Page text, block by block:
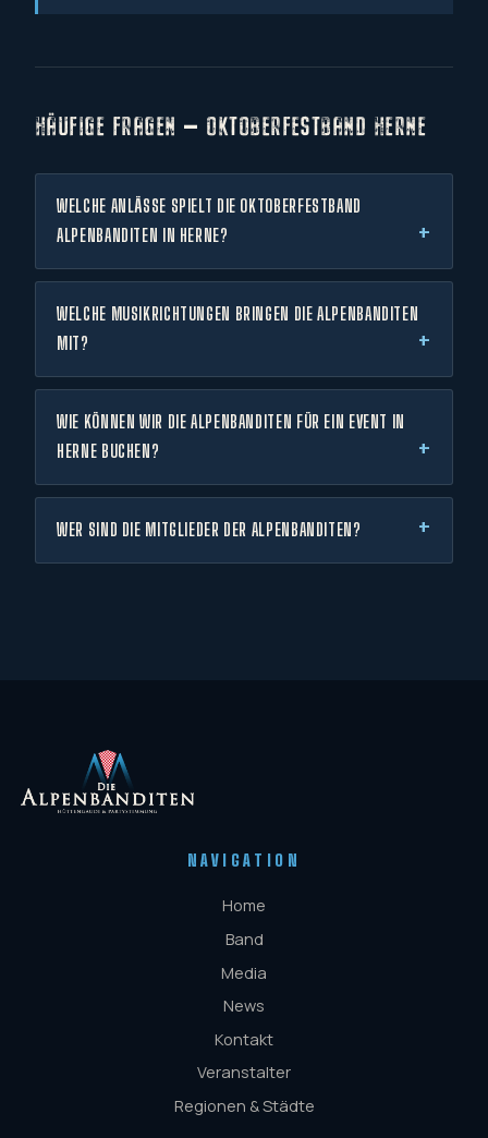
HÄUFIGE FRAGEN — OKTOBERFESTBAND HERNE
WELCHE ANLÄSSE SPIELT DIE OKTOBERFESTBAND
ALPENBANDITEN IN HERNE?
WELCHE MUSIKRICHTUNGEN BRINGEN DIE ALPENBANDITEN
MIT?
WIE KÖNNEN WIR DIE ALPENBANDITEN FÜR EIN EVENT IN
HERNE BUCHEN?
WER SIND DIE MITGLIEDER DER ALPENBANDITEN?
NAVIGATION
Home
Band
Media
News
Kontakt
Veranstalter
Regionen & Städte